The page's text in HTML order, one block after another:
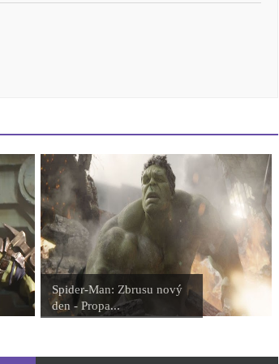
Spider-Man: Zbrusu nový
den - Propa...